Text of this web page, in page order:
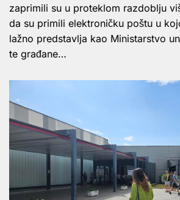
zaprimili su u proteklom razdoblju
da su primili elektroničku poštu u
lažno predstavlja kao Ministarstvo
te građane…